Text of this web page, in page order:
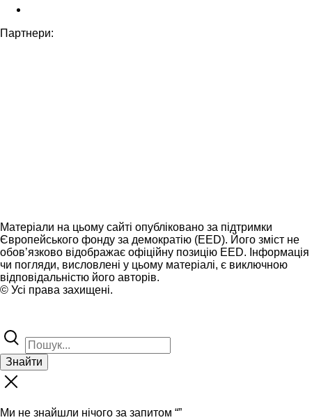
Партнери:
Матеріали на цьому сайті опубліковано за підтримки
Європейського фонду за демократію (EED). Його зміст не
обов’язково відображає офіційну позицію EED. Інформація
чи погляди, висловлені у цьому матеріалі, є виключною
відповідальністю його авторів.
© Усі права захищені.
Знайти
Ми не знайшли нічого за запитом “”